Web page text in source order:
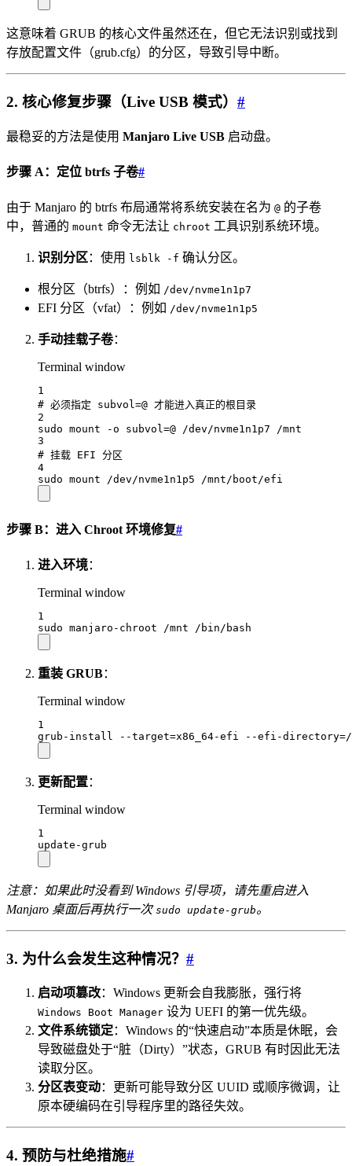
这意味着 GRUB 的核心文件虽然还在，但它无法识别或找到
存放配置文件（grub.cfg）的分区，导致引导中断。
2. 核心修复步骤（Live USB 模式） #
最稳妥的方法是使用 Manjaro Live USB 启动盘。
步骤 A：定位 btrfs 子卷#
由于 Manjaro 的 btrfs 布局通常将系统安装在名为 @ 的子卷
中，普通的 mount 命令无法让 chroot 工具识别系统环境。
识别分区 ：使用 lsblk -f 确认分区。
根分区（btrfs）：例如 /dev/nvme1n1p7
EFI 分区（vfat）：例如 /dev/nvme1n1p5
手动挂载子卷：
Terminal window
1
# 必须指定 subvol=@ 才能进入真正的根目录
2
sudo mount -o subvol=@ /dev/nvme1n1p7
/mnt
3
# 挂载 EFI 分区
4
sudo mount /dev/nvme1n1p5 /mnt/boot/efi
步骤 B：进入 Chroot 环境修复#
进入环境：
Terminal window
1
sudo manjaro-chroot /mnt /bin/bash
重装 GRUB：
Terminal window
1
grub-install
--target=x86_64-efi --efi-
更新配置：
Terminal window
1
update-grub
注意：如果此时没看到 Windows 引导项，请先重启进入
Manjaro 桌面后再执行一次sudo update-grub。
3. 为什么会发生这种情况？ #
启动项篡改：Windows 更新会自我膨胀，强行将
Windows Boot Manager 设为 UEFI 的第一优先级。
文件系统锁定：Windows 的“快速启动”本质是休眠，会
导致磁盘处于“脏（Dirty）”状态，GRUB 有时因此无法
读取分区。
分区表变动：更新可能导致分区 UUID 或顺序微调，让
原本硬编码在引导程序里的路径失效。
4. 预防与杜绝措施#